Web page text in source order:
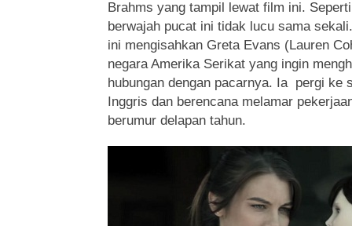
Brahms yang tampil lewat film ini.
berwajah pucat ini tidak lucu sama
ini mengisahkan Greta Evans (Lauren
negara Amerika Serikat yang ingin
hubungan dengan pacarnya. Ia pergi ke
Inggris dan berencana melamar
berumur delapan tahun.